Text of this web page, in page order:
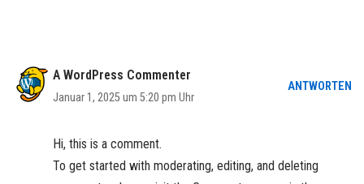
A WordPress Commenter
Januar 1, 2025 um 5:20 pm Uhr
ANTWORTEN
Hi, this is a comment.
To get started with moderating, editing, and deleting